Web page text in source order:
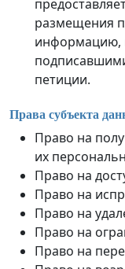
размещения
информацию,
петиции.
Права субъекта
Право на
их
Право на
Право на
Право на
Право на
Право на